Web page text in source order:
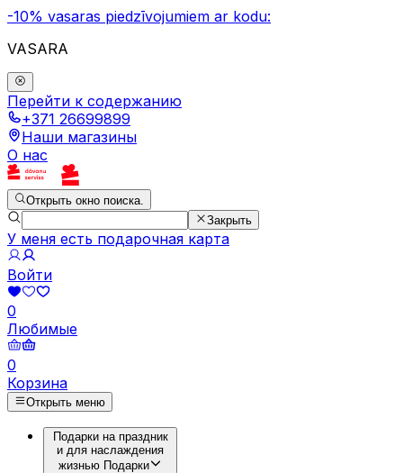
-10% vasaras piedzīvojumiem ar kodu:
VASARA
Перейти к содержанию
+371 26699899
Наши магазины
О нас
Открыть окно поиска.
Закрыть
У меня есть подарочная карта
Войти
0
Любимые
0
Корзина
Открыть меню
Подарки на праздник
и для наслаждения
жизнью Подарки